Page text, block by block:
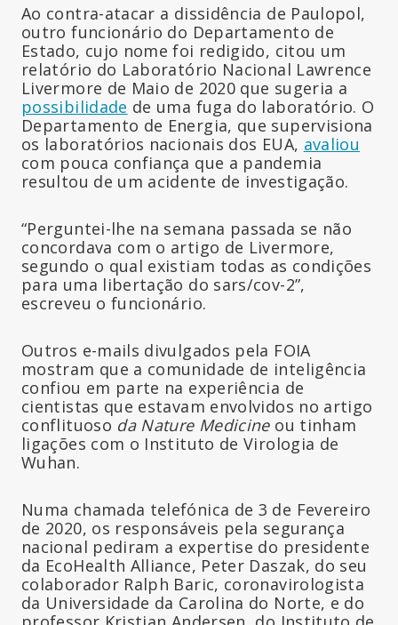
Ao contra-atacar a dissidência de Paulopol,
outro funcionário do Departamento de
Estado, cujo nome foi redigido, citou um
relatório do Laboratório Nacional Lawrence
Livermore de Maio de 2020 que sugeria a
possibilidade de uma fuga do laboratório. O
Departamento de Energia, que supervisiona
os laboratórios nacionais dos EUA, avaliou
com pouca confiança que a pandemia
resultou de um acidente de investigação.
“Perguntei-lhe na semana passada se não
concordava com o artigo de Livermore,
segundo o qual existiam todas as condições
para uma libertação do sars/cov-2”,
escreveu o funcionário.
Outros e-mails divulgados pela FOIA
mostram que a comunidade de inteligência
confiou em parte na experiência de
cientistas que estavam envolvidos no artigo
conflituoso da Nature Medicineou tinham
ligações com o Instituto de Virologia de
Wuhan.
Numa chamada telefónica de 3 de Fevereiro
de 2020, os responsáveis pela segurança
nacional pediram a expertise do presidente
da EcoHealth Alliance, Peter Daszak, do seu
colaborador Ralph Baric, coronavirologista
da Universidade da Carolina do Norte, e do